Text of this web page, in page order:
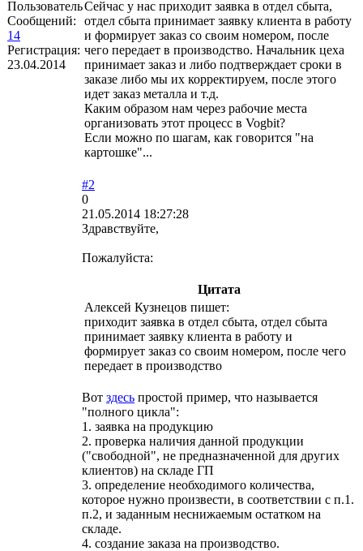
Пользователь
Сообщений:
14
Регистрация:
23.04.2014
Сейчас у нас приходит заявка в отдел сбыта,
отдел сбыта принимает заявку клиента в работу
и формирует заказ со своим номером, после
чего передает в производство. Начальник цеха
принимает заказ и либо подтверждает сроки в
заказе либо мы их корректируем, после этого
идет заказ металла и т.д.
Каким образом нам через рабочие места
организовать этот процесс в Vogbit?
Если можно по шагам, как говорится "на
картошке"...
#2
0
21.05.2014 18:27:28
Здравствуйте,
Пожалуйста:
Цитата
Алексей Кузнецов пишет:
приходит заявка в отдел сбыта, отдел сбыта
принимает заявку клиента в работу и
формирует заказ со своим номером, после чего
передает в производство
Вот здесь простой пример, что называется
"полного цикла":
1. заявка на продукцию
2. проверка наличия данной продукции
("свободной", не предназначенной для других
клиентов) на складе ГП
3. определение необходимого количества,
которое нужно произвести, в соответствии с п.1.
п.2, и заданным неснижаемым остатком на
складе.
4. создание заказа на производство.